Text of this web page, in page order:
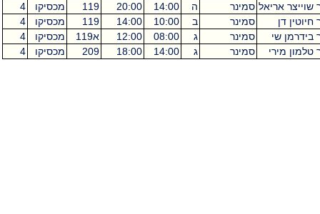
שוייצר אריאל סמינר ה 14:00
20:00
119 מכסיקו
4
חיוטין דן
סמינר ב 10:00
14:00
119 מכסיקו
4
בידרמן שי
סמינר ג 08:00
12:00 א119 מכסיקו
4
טלמון מירי
סמינר ג 14:00
18:00
209 מכסיקו 4